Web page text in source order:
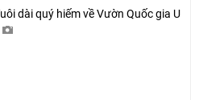
dài quý hiếm về Vườn Quốc gia U